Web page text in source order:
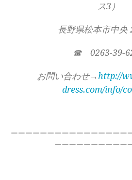
ス3）
長野県松本市中央
☎ 0263-39-
お問い合わせ→http://
dress.com/info/
ーーーーーーーーーーーーーーーー
ーーーーーーーーーー